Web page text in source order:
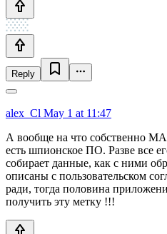
Reply
alex_Cl May 1 at 11:47
А вообще на что собственно
есть шпионское ПО. Разве все
собирает данные, как с ними
описаны с пользовательском
ради, тогда половина
получить эту метку !!!